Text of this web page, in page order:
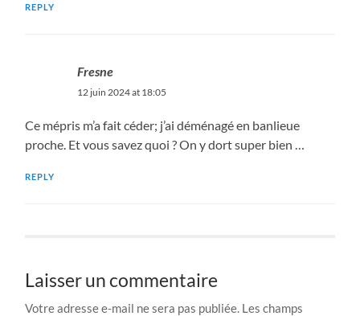
REPLY
Fresne
12 juin 2024 at 18:05
Ce mépris m’a fait céder; j’ai déménagé en banlieue
proche. Et vous savez quoi ? On y dort super bien …
REPLY
Laisser un commentaire
Votre adresse e-mail ne sera pas publiée. Les champs